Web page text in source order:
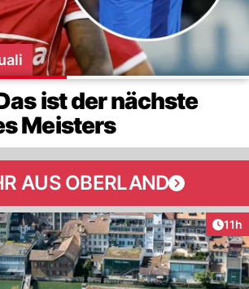
ist der nächste
Meisters
AUS OBERLAND
11h